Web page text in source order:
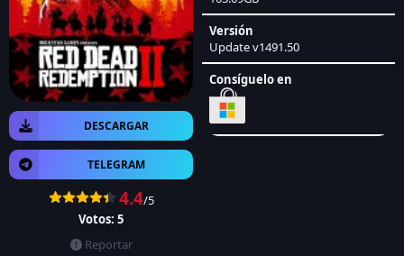
DESCARGAR
TELEGRAM
4.4/5
Votos: 5
Reportar
Versión
Update v1491.50
Consíguelo en